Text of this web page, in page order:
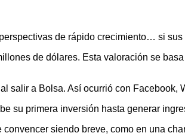
de rápido crecimiento… si
de dólares. Esta valoración se
salir a Bolsa. Así ocurrió con Facebook,
su primera inversión hasta generar
siendo breve, como en una